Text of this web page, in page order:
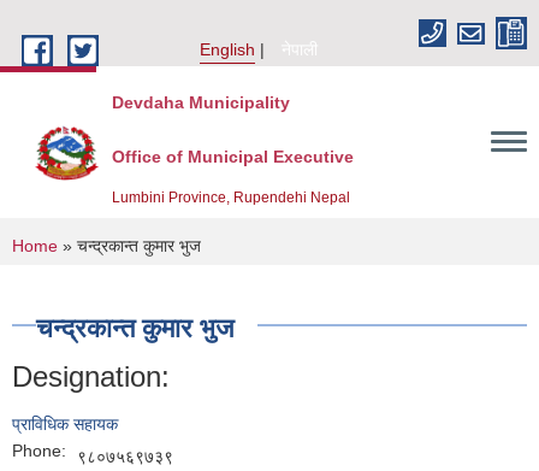
English
नेपाली
Devdaha Municipality
Office of Municipal Executive
Lumbini Province, Rupendehi Nepal
You are here
Home » चन्द्रकान्त कुमार भुज
चन्द्रकान्त कुमार भुज
Designation:
प्राविधिक सहायक
Phone:
९८०७५६९७३९